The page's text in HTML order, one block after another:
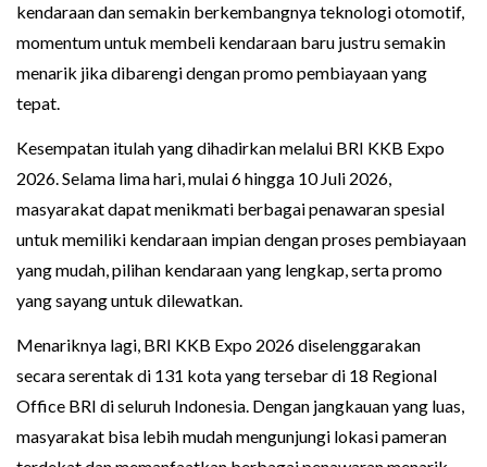
kendaraan dan semakin berkembangnya teknologi otomotif,
momentum untuk membeli kendaraan baru justru semakin
menarik jika dibarengi dengan promo pembiayaan yang
tepat.
Kesempatan itulah yang dihadirkan melalui BRI KKB Expo
2026. Selama lima hari, mulai 6 hingga 10 Juli 2026,
masyarakat dapat menikmati berbagai penawaran spesial
untuk memiliki kendaraan impian dengan proses pembiayaan
yang mudah, pilihan kendaraan yang lengkap, serta promo
yang sayang untuk dilewatkan.
Menariknya lagi, BRI KKB Expo 2026 diselenggarakan
secara serentak di 131 kota yang tersebar di 18 Regional
Office BRI di seluruh Indonesia. Dengan jangkauan yang luas,
masyarakat bisa lebih mudah mengunjungi lokasi pameran